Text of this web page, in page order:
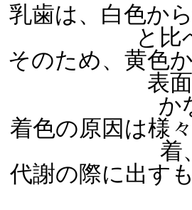
乳歯は、白色か
と比
そのため、黄色
表
か
着色の原因は様
着
代謝の際に出す